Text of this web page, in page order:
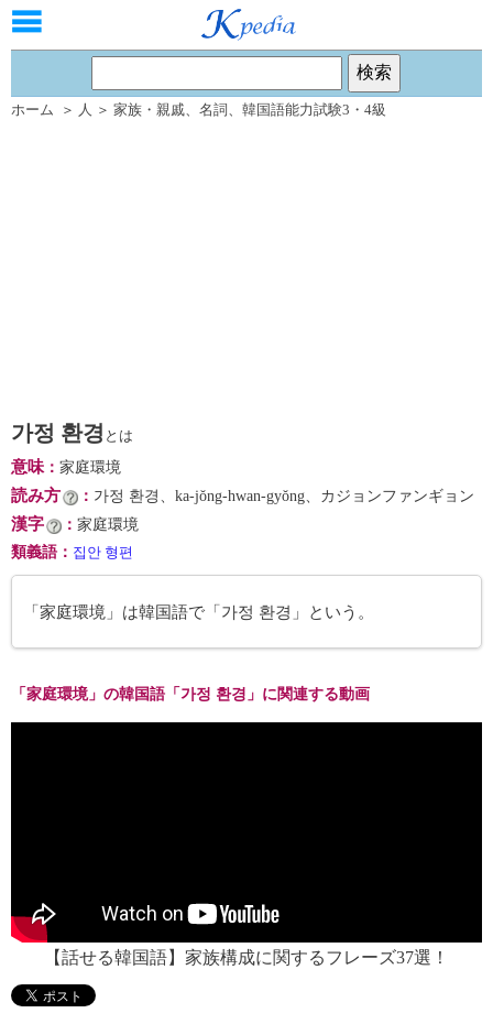
ホーム ＞ 人 ＞ 家族・親戚、 名詞 、 韓国語能力試験3・4級
가정 환경 とは
意味： 家庭環境
読み方 ： 가정 환경、ka-jŏng-hwan-gyŏng、カジョンファンギョン
漢字 ： 家庭環境
類義語 ： 집안 형편
「家庭環境」は韓国語で「가정 환경」という。
「家庭環境」の韓国語「가정 환경」に関連する動画
【話せる韓国語】家族構成に関するフレーズ37選！